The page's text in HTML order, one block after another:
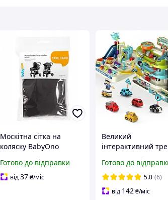
Москітна сітка на
коляску BabyOno
Готово до відправки
від37₴/міс
Великий
інтерактивний
малюків Parking
Building Car
Готово до
5.0 (6)
від 142 ₴/міс